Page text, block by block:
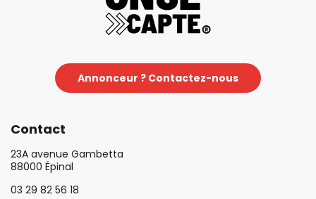
Annonceur ? Contactez-nous
Contact
23A avenue Gambetta
88000 Épinal
03 29 82 56 18